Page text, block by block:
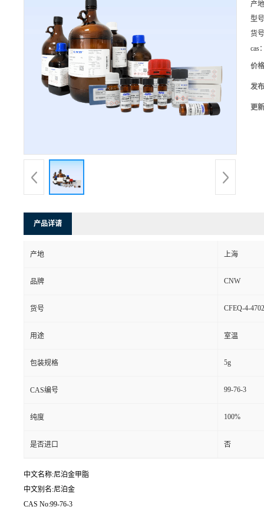
产
型
货
cas
价
发
更
产品详请
产地 上海
品牌 CNW
货号 CFEQ-4-
用途 室温
包装规格 5g
CAS编号 99-76-3
纯度 100%
是否进口 否
中文名称:尼泊金甲脂
中文别名:尼泊金
CAS No:99-76-3